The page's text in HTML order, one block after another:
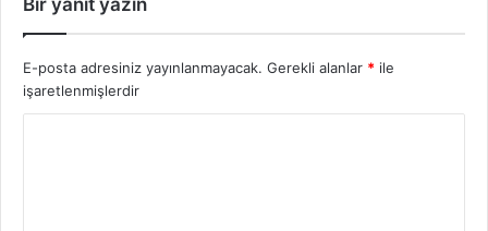
Bir yanıt yazın
E-posta adresiniz yayınlanmayacak. Gerekli alanlar * ile
işaretlenmişlerdir